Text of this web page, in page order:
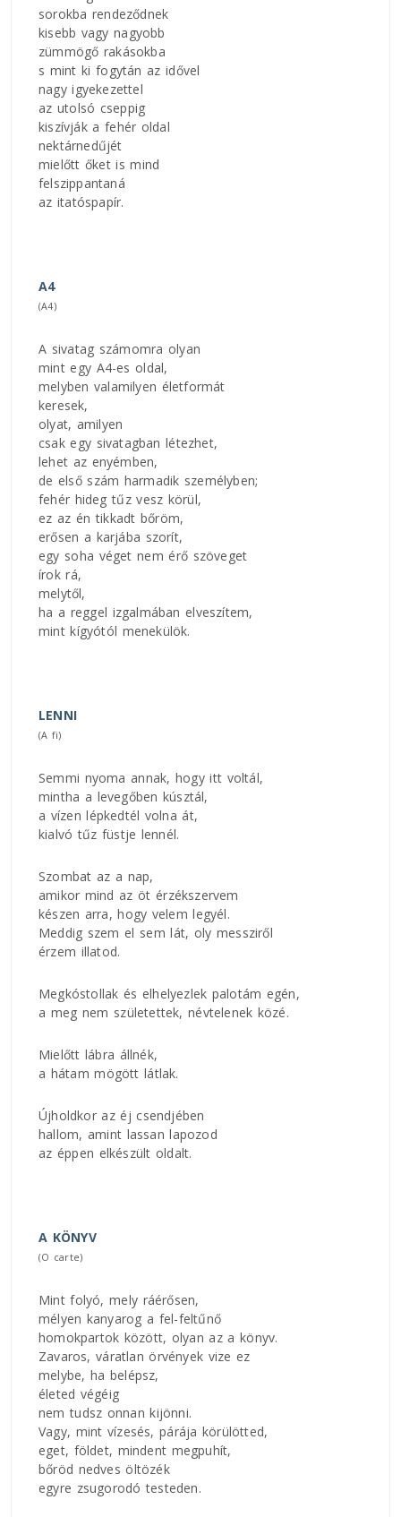
sorokba rendeződnek
kisebb vagy nagyobb
zümmögő rakásokba
s mint ki fogytán az idővel
nagy igyekezettel
az utolsó cseppig
kiszívják a fehér oldal
nektárnedűjét
mielőtt őket is mind
felszippantaná
az itatóspapír.
A4
(A4)
A sivatag számomra olyan
mint egy A4-es oldal,
melyben valamilyen életformát
keresek,
olyat, amilyen
csak egy sivatagban létezhet,
lehet az enyémben,
de első szám harmadik személyben;
fehér hideg tűz vesz körül,
ez az én tikkadt bőröm,
erősen a karjába szorít,
egy soha véget nem érő szöveget
írok rá,
melytől,
ha a reggel izgalmában elveszítem,
mint kígyótól menekülök.
LENNI
(A fi)
Semmi nyoma annak, hogy itt voltál,
mintha a levegőben kúsztál,
a vízen lépkedtél volna át,
kialvó tűz füstje lennél.
Szombat az a nap,
amikor mind az öt érzékszervem
készen arra, hogy velem legyél.
Meddig szem el sem lát, oly messziről
érzem illatod.
Megkóstollak és elhelyezlek palotám egén,
a meg nem születettek, névtelenek közé.
Mielőtt lábra állnék,
a hátam mögött látlak.
Újholdkor az éj csendjében
hallom, amint lassan lapozod
az éppen elkészült oldalt.
A KÖNYV
(O carte)
Mint folyó, mely ráérősen,
mélyen kanyarog a fel-feltűnő
homokpartok között, olyan az a könyv.
Zavaros, váratlan örvények vize ez
melybe, ha belépsz,
életed végéig
nem tudsz onnan kijönni.
Vagy, mint vízesés, párája körülötted,
eget, földet, mindent megpuhít,
bőröd nedves öltözék
egyre zsugorodó testeden.